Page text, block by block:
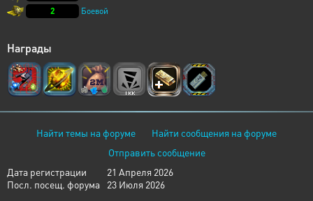
2
Боевой
Награды
Найти темы на форуме
Найти сообщения на форуме
Отправить сообщение
Дата регистрации
21 Апреля 2026
Посл. посещ. форума
23 Июля 2026